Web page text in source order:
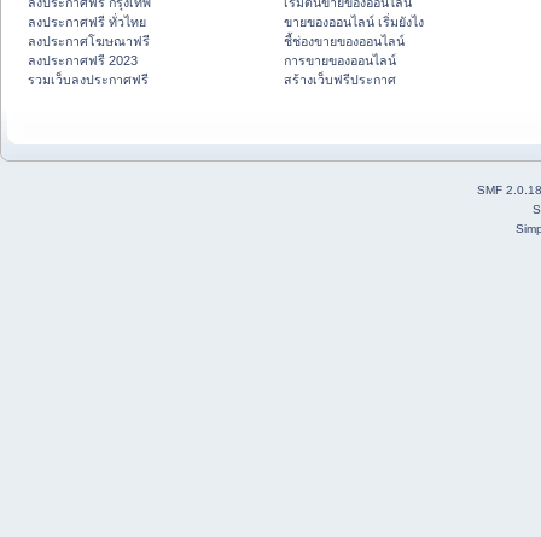
ลงประกาศฟรี ทั่วไทย
ลงประกาศโฆษณาฟรี
ลงประกาศฟรี 2023
รวมเว็บลงประกาศฟรี
ขายของออนไลน์ เริ่มยังไง
ชี้ช่องขายของออนไลน์
การขายของออนไลน์
สร้างเว็บฟรีประกาศ
SMF 2.0.18